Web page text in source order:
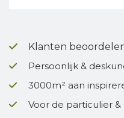
Klanten
Persoonlijk &
3000m² aan
Voor de particulier &